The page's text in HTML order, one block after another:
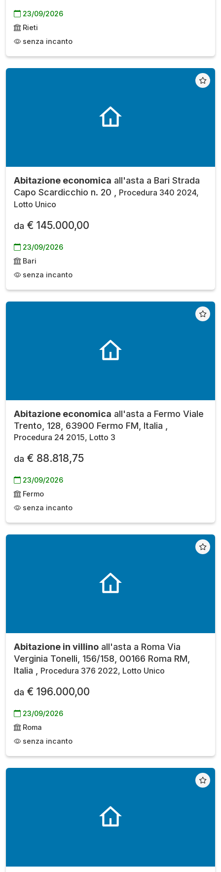
23/09/2026
Rieti
senza incanto
Abitazione economica all'asta a Bari Strada
Capo Scardicchio n. 20 ,
Procedura 340 2024,
Lotto Unico
da € 145.000,00
23/09/2026
Bari
senza incanto
Abitazione economica all'asta a Fermo Viale
Trento, 128, 63900 Fermo FM, Italia ,
Procedura 24 2015, Lotto 3
da € 88.818,75
23/09/2026
Fermo
senza incanto
Abitazione in villino all'asta a Roma Via
Verginia Tonelli, 156/158, 00166 Roma RM,
Italia ,
Procedura 376 2022, Lotto Unico
da € 196.000,00
23/09/2026
Roma
senza incanto